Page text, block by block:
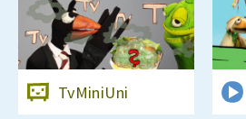
TvMiniUni